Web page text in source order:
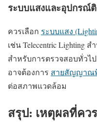
ระบบแสงและอุปกรณ์
ควรเลือก ระบบแสง
เช่น Telecentric Lighting
สำหรับการตรวจสอบทั่วไ
อาจต้องการ สายสัญญาณ
ต่อสภาพแวดล้อม
สรุป: เหตุผลที่คว